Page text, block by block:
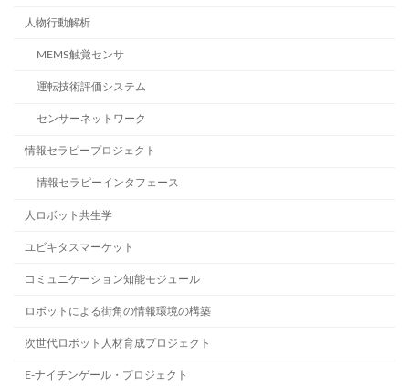
人物行動解析
MEMS触覚センサ
運転技術評価システム
センサーネットワーク
情報セラピープロジェクト
情報セラピーインタフェース
人ロボット共生学
ユビキタスマーケット
コミュニケーション知能モジュール
ロボットによる街角の情報環境の構築
次世代ロボット人材育成プロジェクト
E-ナイチンゲール・プロジェクト